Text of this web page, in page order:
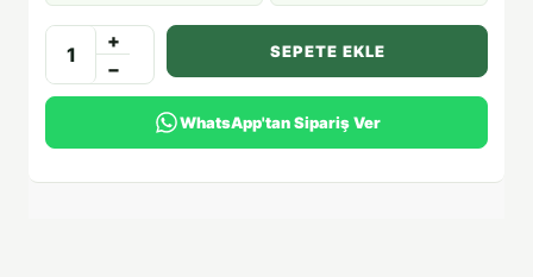
+
−
SEPETE EKLE
WhatsApp'tan Sipariş Ver